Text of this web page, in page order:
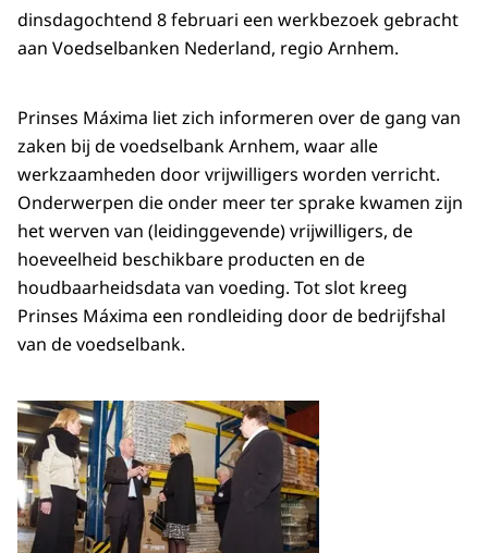
dinsdagochtend 8 februari een werkbezoek gebracht
aan Voedselbanken Nederland, regio Arnhem.
Prinses Máxima liet zich informeren over de gang van
zaken bij de voedselbank Arnhem, waar alle
werkzaamheden door vrijwilligers worden verricht.
Onderwerpen die onder meer ter sprake kwamen zijn
het werven van (leidinggevende) vrijwilligers, de
hoeveelheid beschikbare producten en de
houdbaarheidsdata van voeding. Tot slot kreeg
Prinses Máxima een rondleiding door de bedrijfshal
van de voedselbank.
Open de galerij in vergrote